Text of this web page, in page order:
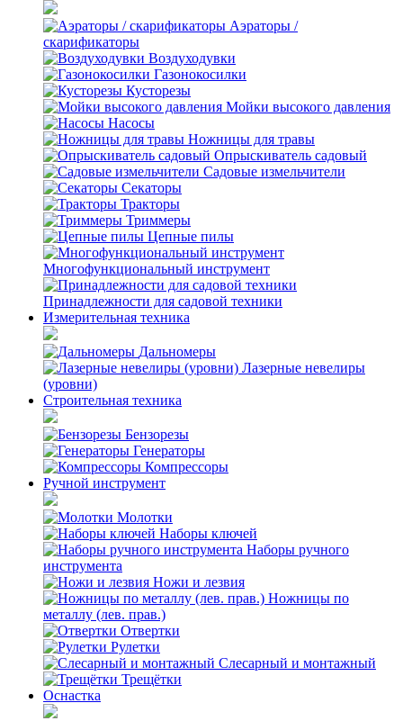
Аэраторы /
скарификаторы
Воздуходувки
Газонокосилки
Кусторезы
Мойки высокого давления
Насосы
Ножницы для травы
Опрыскиватель садовый
Садовые измельчители
Секаторы
Тракторы
Триммеры
Цепные пилы
Многофункциональный инструмент
Принадлежности для садовой техники
Измерительная техника
Дальномеры
Лазерные невелиры
(уровни)
Строительная техника
Бензорезы
Генераторы
Компрессоры
Ручной инструмент
Молотки
Наборы ключей
Наборы ручного
инструмента
Ножи и лезвия
Ножницы по
металлу (лев. прав.)
Отвертки
Рулетки
Слесарный и монтажный
Трещётки
Оснастка